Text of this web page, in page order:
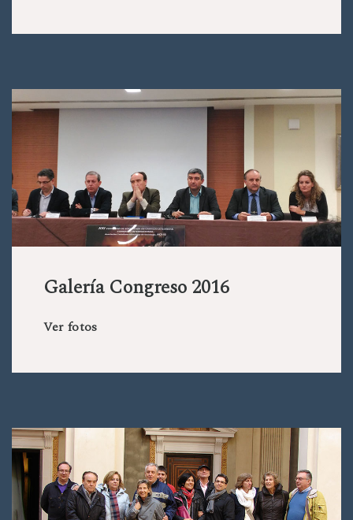
Galería Congreso 2016
Ver fotos